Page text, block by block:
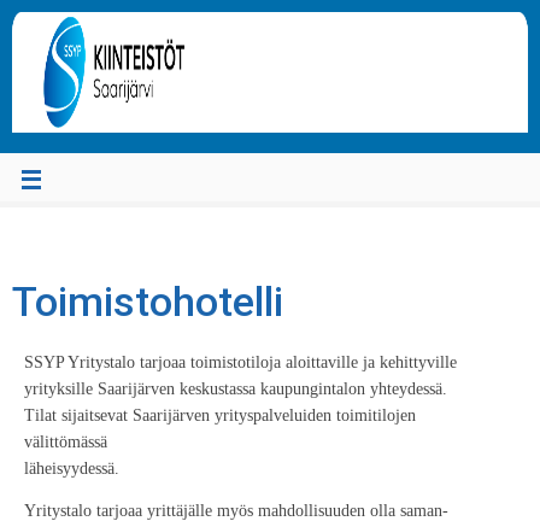
Toimistohotelli
SSYP Yritystalo tarjoaa toimistotiloja aloittaville ja kehittyville
yrityksille Saarijärven keskustassa kaupungintalon yhteydessä.
Tilat sijaitsevat Saarijärven yrityspalveluiden toimitilojen
välittömässä
läheisyydessä.
Yritystalo tarjoaa yrittäjälle myös mahdollisuuden olla saman-